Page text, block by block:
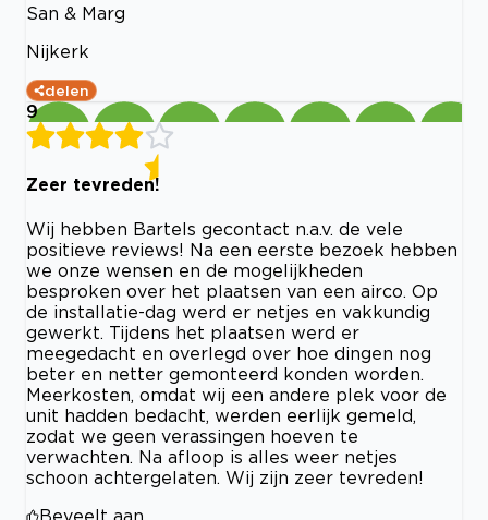
San & Marg
Nijkerk
delen
9
Zeer tevreden!
Wij hebben Bartels gecontact n.a.v. de vele
positieve reviews! Na een eerste bezoek hebben
we onze wensen en de mogelijkheden
besproken over het plaatsen van een airco. Op
de installatie-dag werd er netjes en vakkundig
gewerkt. Tijdens het plaatsen werd er
meegedacht en overlegd over hoe dingen nog
beter en netter gemonteerd konden worden.
Meerkosten, omdat wij een andere plek voor de
unit hadden bedacht, werden eerlijk gemeld,
zodat we geen verassingen hoeven te
verwachten. Na afloop is alles weer netjes
schoon achtergelaten. Wij zijn zeer tevreden!
Beveelt aan